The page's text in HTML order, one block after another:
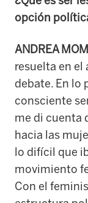
opción
ANDREA
resuelta en
debate. En lo
consciente
me di cuenta
hacia las
lo difícil que
movimiento
Con el